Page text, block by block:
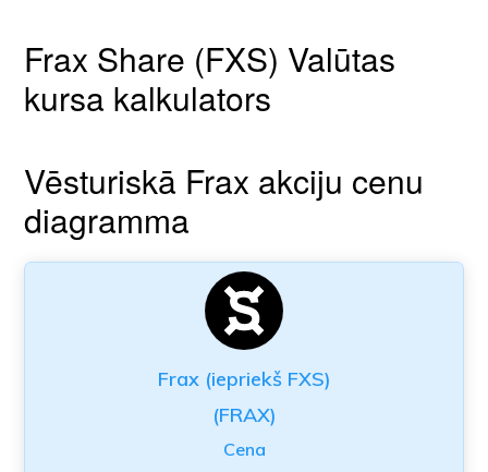
Frax Share (FXS) Valūtas
kursa kalkulators
Vēsturiskā Frax akciju cenu
diagramma
Frax (iepriekš FXS)
(FRAX)
Cena